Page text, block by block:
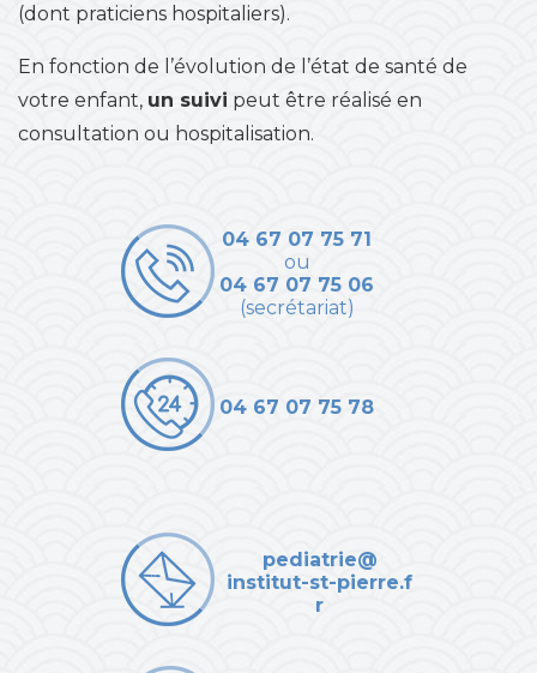
(dont praticiens hospitaliers).
En fonction de l’évolution de l’état de santé de
votre enfant, un suivi peut être réalisé en
consultation ou hospitalisation.
04 67 07 75 71
ou
04 67 07 75 06
(secrétariat)
04 67 07 75 78
pediatrie@
institut-st-pierre.f
r